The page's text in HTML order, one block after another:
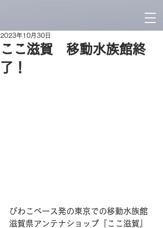
ここ滋賀 移動水族館終
了！
2023年10月30日
びわこベース発の東京での移動水族館
滋賀県アンテナショップ『ここ滋賀』